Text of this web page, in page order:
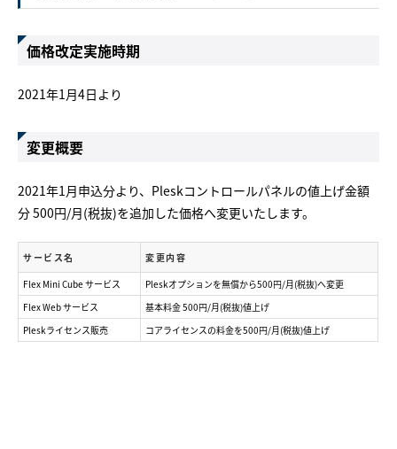
価格改定実施時期
2021年1月4日より
変更概要
2021年1月申込分より、Pleskコントロールパネルの値上げ金額
分 500円/月(税抜)を追加した価格へ変更いたします。
サービス名
変更内容
Flex Mini Cube サービス
Pleskオプションを無償から500円/月(税抜)へ変更
Flex Web サービス
基本料金 500円/月(税抜)値上げ
Pleskライセンス販売
コアライセンスの料金を500円/月(税抜)値上げ